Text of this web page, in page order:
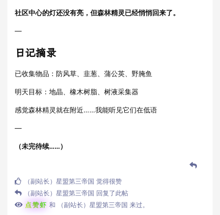
社区中心的灯还没有亮，但森林精灵已经悄悄回来了。
—
日记摘录
已收集物品：防风草、韭葱、蒲公英、野腌鱼
明天目标：地晶、橡木树脂、树液采集器
感觉森林精灵就在附近……我能听见它们在低语
—
（未完待续……）
（副站长）星盟第三帝国 觉得很赞
（副站长）星盟第三帝国 回复了此帖
点赞虾 和 （副站长）星盟第三帝国 来过。